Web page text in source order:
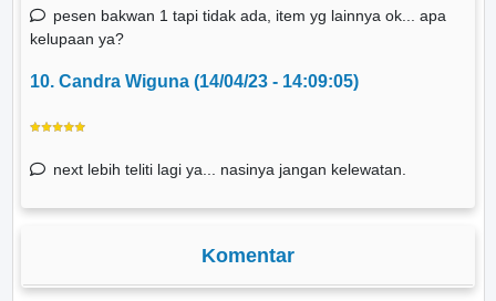
pesen bakwan 1 tapi tidak ada, item yg lainnya ok... apa
kelupaan ya?
10. Candra Wiguna (14/04/23 - 14:09:05)
next lebih teliti lagi ya... nasinya jangan kelewatan.
Komentar